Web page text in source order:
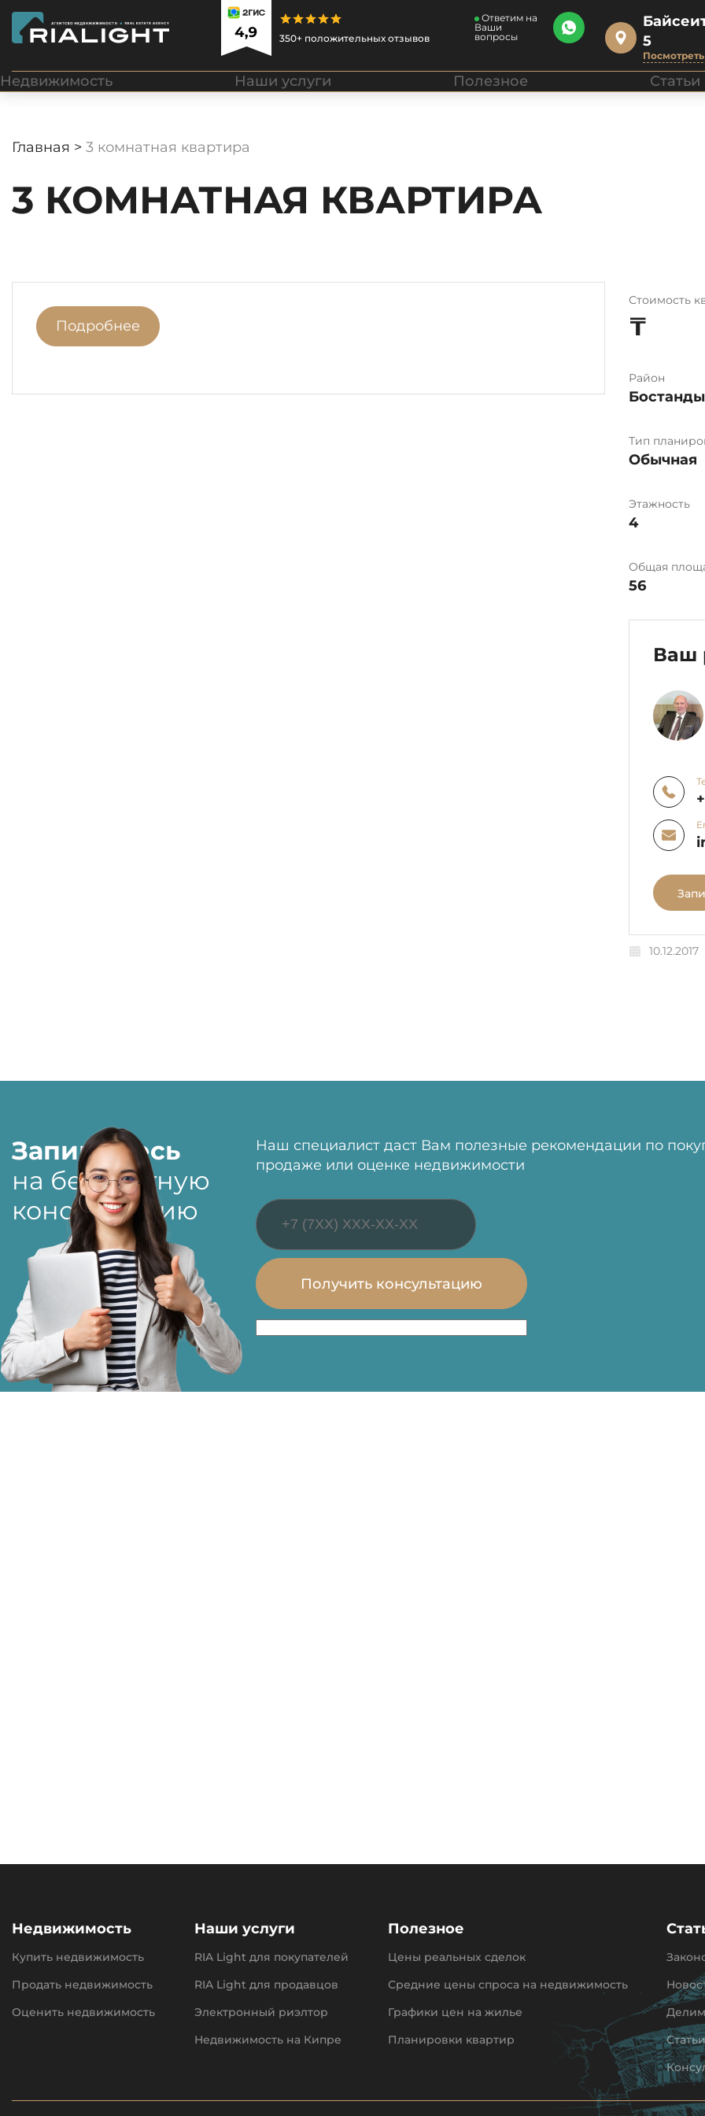
350+ положительных отзывов
Ответим на
Ваши
вопросы
5
Недвижимость Наши услуги Полезное Статьи
Главная > 3 комнатная квартира
3 КОМНАТНАЯ КВАРТИРА
Подробнее
Стоимость
₸
Район
Тип
Обычная
Этажность
4
Общая
56
Ваш
10.12.2017
Запишитесь
на бесплатную
консультацию
Наш специалист даст Вам полезные рекомендации по
продаже или оценке недвижимости
Недвижимость
Купить недвижимость
Продать недвижимость
Оценить недвижимость
Наши услуги
RIA Light для покупателей
RIA Light для продавцов
Электронный риэлтор
Недвижимость на Кипре
Полезное
Цены реальных сделок
Средние цены спроса на недвижимость
Графики цен на жилье
Планировки квартир